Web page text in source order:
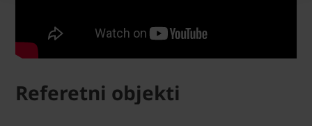
Referetni objekti